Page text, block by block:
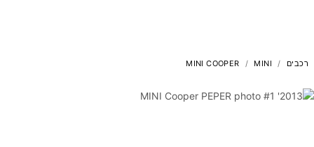
רכבים MINI
MINI COOPER